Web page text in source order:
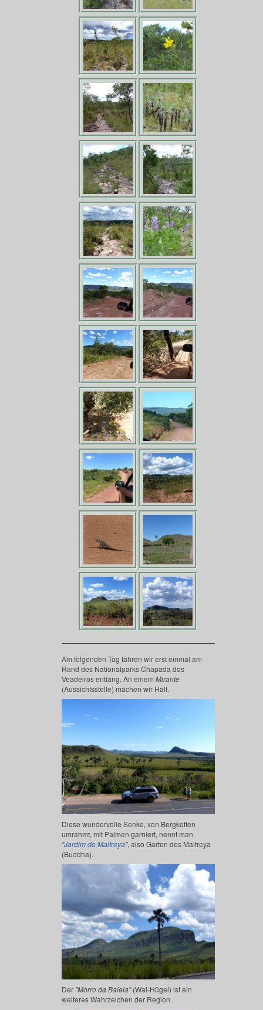
Am folgenden Tag fahren wir erst einmal am
Rand des Nationalparks Chapada dos
Veadeiros entlang. An einem Mirante
(Aussichtsstelle) machen wir Halt.
Diese wundervolle Senke, von Bergketten
umrahmt, mit Palmen garniert, nennt man
"Jardim de Maitreya", also Garten des Maitreya
(Buddha).
Der "Morro da Baleia"(Wal-Hügel) ist ein
weiteres Wahrzeichen der Region.